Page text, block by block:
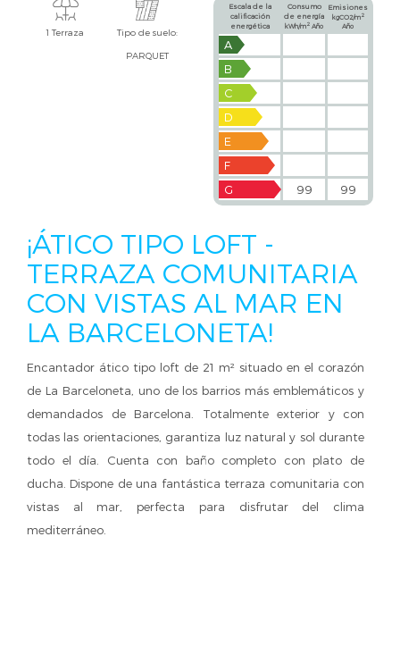
1 Terraza Tipo de suelo:
PARQUET
Escala de la
calificación
energética
Consumo
de energía
kWh/m2 Año
Emisiones
kgCO2/m 2
Año
A
B
C
D
E
F
G
99 99
¡ÁTICO TIPO LOFT -
TERRAZA COMUNITARIA
CON VISTAS AL MAR EN
LA BARCELONETA!
Encantador ático tipo loft de 21 m² situado en el corazón
de La Barceloneta, uno de los barrios más emblemáticos y
demandados de Barcelona. Totalmente exterior y con
todas las orientaciones, garantiza luz natural y sol durante
todo el día. Cuenta con baño completo con plato de
ducha. Dispone de una fantástica terraza comunitaria con
vistas al mar, perfecta para disfrutar del clima
mediterráneo.